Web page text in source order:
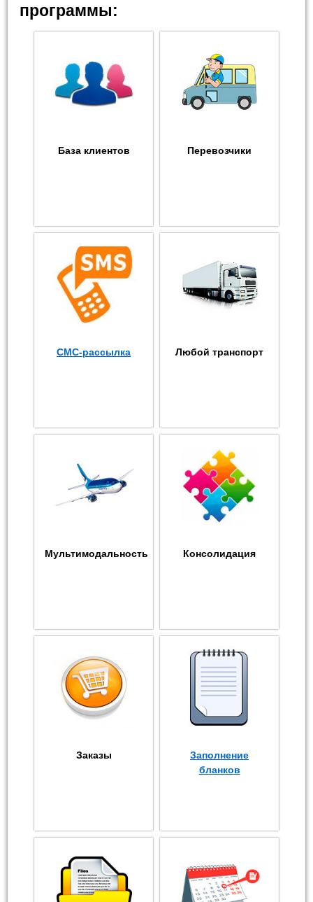
программы:
База клиентов Перевозчики
СМС-рассылка Любой транспорт
Мультимодальность Консолидация
Заказы
Заполнение
бланков